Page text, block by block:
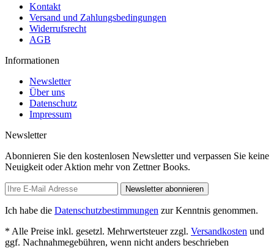
Kontakt
Versand und Zahlungsbedingungen
Widerrufsrecht
AGB
Informationen
Newsletter
Über uns
Datenschutz
Impressum
Newsletter
Abonnieren Sie den kostenlosen Newsletter und verpassen Sie keine
Neuigkeit oder Aktion mehr von Zettner Books.
Newsletter abonnieren
Ich habe die Datenschutzbestimmungen zur Kenntnis genommen.
* Alle Preise inkl. gesetzl. Mehrwertsteuer zzgl. Versandkosten und
ggf. Nachnahmegebühren, wenn nicht anders beschrieben